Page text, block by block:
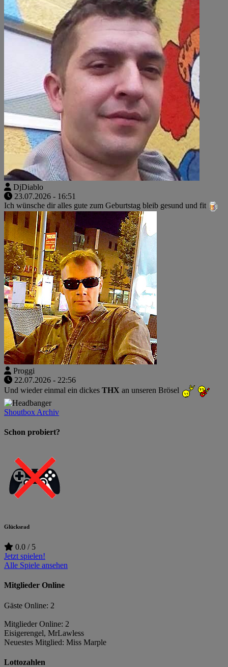
DjDiablo
23.07.2026 - 16:51
Ich wünsche dir alles gute zum Geburtstag bleib gesund und fit
Proggi
22.07.2026 - 22:56
Und wieder einmal ein dickes THX an unseren Brösel
Shoutbox Archiv
Schon probiert?
Glücksrad
0.0 / 5
Jetzt spielen!
Alle Spiele ansehen
Mitglieder Online
Gäste Online: 2
Mitglieder Online: 2
Eisigerengel, MrLawless
Neuestes Mitglied: Miss Marple
Lottozahlen